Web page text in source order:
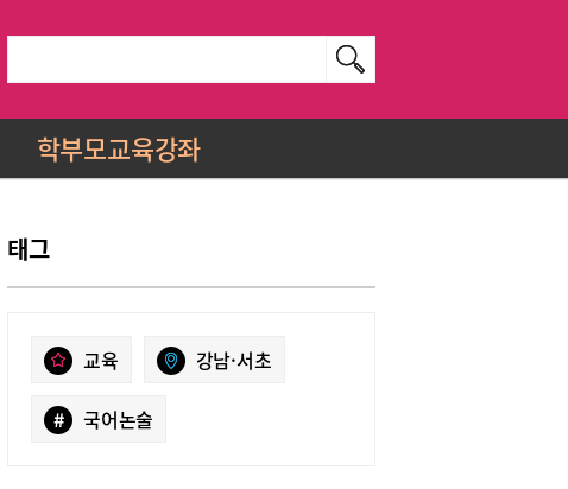
학부모교육강좌
태그
교육 강남·서초
# 국어논술